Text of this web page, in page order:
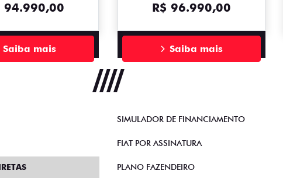
94.990,00
Saiba mais
R$ 96.990,00
Saiba mais
SIMULADOR DE FINANCIAMENTO
FIAT POR ASSINATURA
PLANO FAZENDEIRO